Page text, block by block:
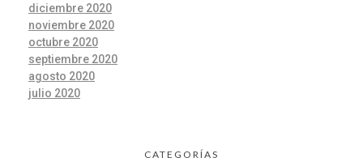
diciembre 2020
noviembre 2020
octubre 2020
septiembre 2020
agosto 2020
julio 2020
CATEGORÍAS